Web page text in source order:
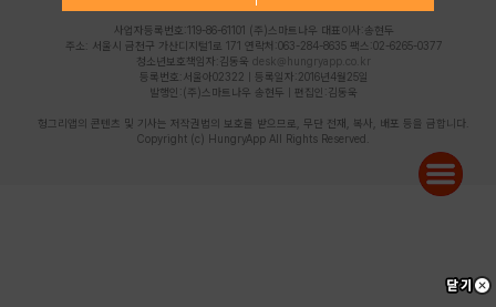
사업자등록번호:119-86-61101 (주)스마트나우 대표이사:송현두
주소: 서울시 금천구 가산디지털1로 171 연락처:063-284-8635 팩스:02-6265-0377
청소년보호책임자:김동욱 desk@hungryapp.co.kr
등록번호:서울아02322 | 등록일자:2016년4월25일
발행인:(주)스마트나우 송현두 | 편집인:김동욱
헝그리앱의 콘텐츠 및 기사는 저작권법의 보호를 받으므로, 무단 전재, 복사, 배포 등을 금합니다.
Copyright (c) HungryApp All Rights Reserved.